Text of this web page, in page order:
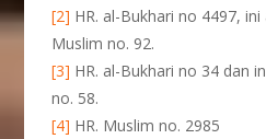
[2] HR. al-Bukhari no 4497,
Muslim no. 92.
[3] HR. al-Bukhari no 34 dan
no. 58.
[4] HR. Muslim no. 2985